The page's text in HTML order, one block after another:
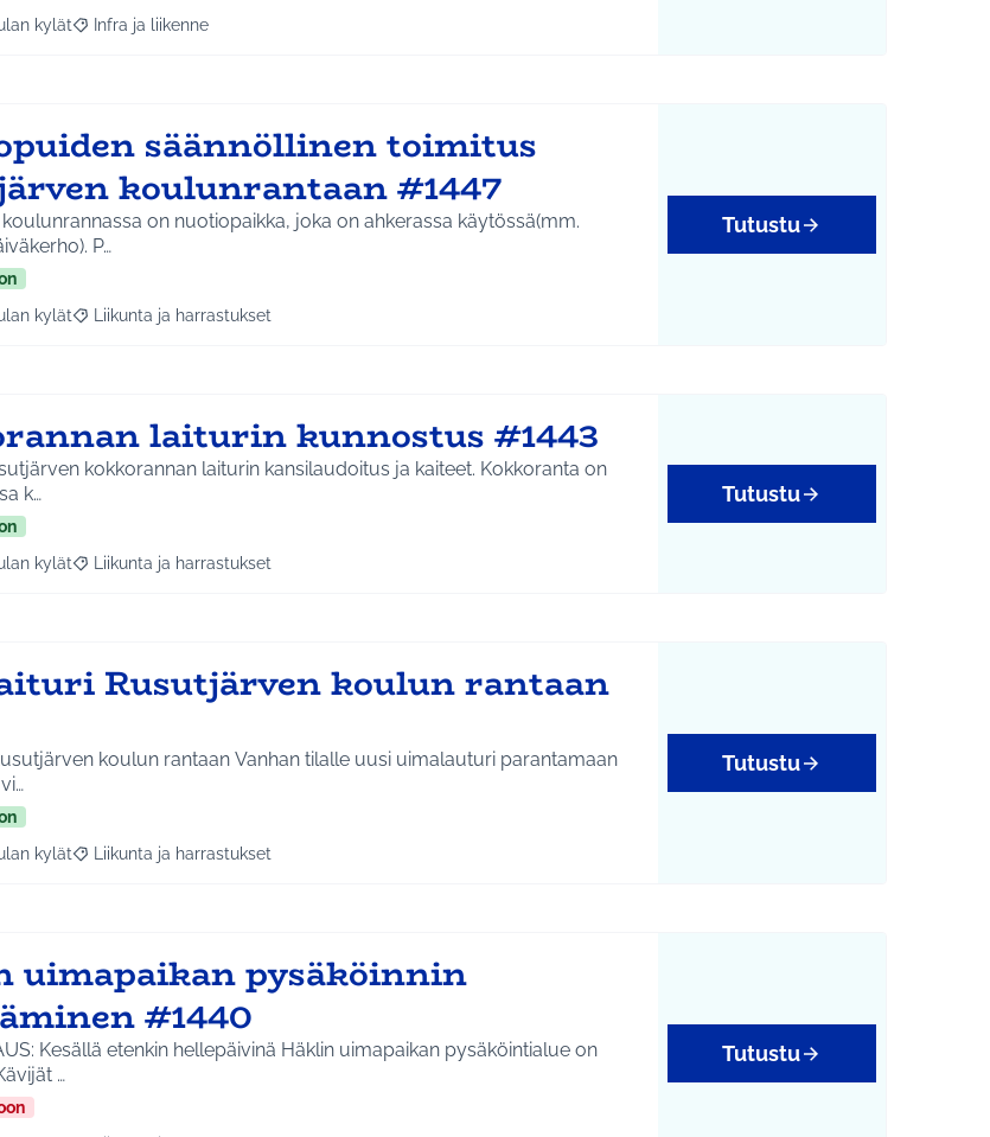
aihepiirin mukaan: Etelä-Tuusulan kylät
kylät Rajaa tulokset teeman mukaan: Infra ja liikenne
Infra ja liikenne
säännöllinen toimitus
koulunrantaan #1447
on nuotiopaikka, joka on ahkerassa käytössä(mm.
P…
aihepiirin mukaan: Etelä-Tuusulan kylät
kylät Rajaa tulokset teeman mukaan: Liikunta ja harrastukset
Liikunta ja harrastukset
Tutustu
laiturin kunnostus #1443
kokkorannan laiturin kansilaudoitus ja kaiteet. Kokkoranta on
k…
aihepiirin mukaan: Etelä-Tuusulan kylät
kylät Rajaa tulokset teeman mukaan: Liikunta ja harrastukset
Liikunta ja harrastukset
Tutustu
Rusutjärven koulun rantaan
rantaan Vanhan tilalle uusi uimalauturi parantamaan
aihepiirin mukaan: Etelä-Tuusulan kylät
kylät Rajaa tulokset teeman mukaan: Liikunta ja harrastukset
Liikunta ja harrastukset
Tutustu
uimapaikan pysäköinnin
#1440
Kesällä etenkin hellepäivinä Häklin uimapaikan pysäköintialue on
…
Tutustu